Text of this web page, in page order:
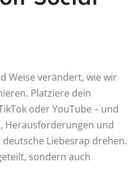
Weise verändert, wie wir
Platziere dein
oder YouTube – und
Herausforderungen und
Liebesrap drehen.
sondern auch